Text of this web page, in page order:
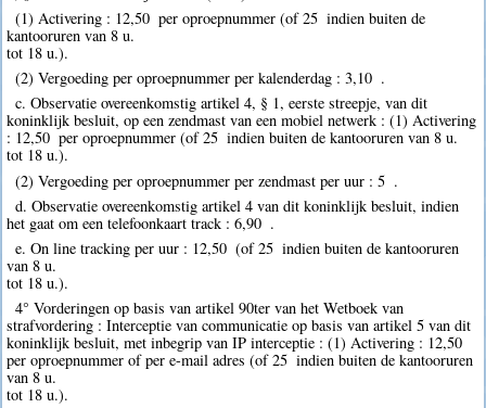
(1) Activering : 12,50  per oproepnummer (of 25  indien buiten de
kantooruren van 8 u.
tot 18 u.).
(2) Vergoeding per oproepnummer per kalenderdag : 3,10  .
c. Observatie overeenkomstig artikel 4, § 1, eerste streepje, van dit
koninklijk besluit, op een zendmast van een mobiel netwerk : (1) Activering
: 12,50  per oproepnummer (of 25  indien buiten de kantooruren van 8 u.
tot 18 u.).
(2) Vergoeding per oproepnummer per zendmast per uur : 5  .
d. Observatie overeenkomstig artikel 4 van dit koninklijk besluit, indien
het gaat om een telefoonkaart track : 6,90  .
e. On line tracking per uur : 12,50  (of 25  indien buiten de kantooruren
van 8 u.
tot 18 u.).
4° Vorderingen op basis van artikel 90ter van het Wetboek van
strafvordering : Interceptie van communicatie op basis van artikel 5 van dit
koninklijk besluit, met inbegrip van IP interceptie : (1) Activering : 12,50 
per oproepnummer of per e-mail adres (of 25  indien buiten de kantooruren
van 8 u.
tot 18 u.).